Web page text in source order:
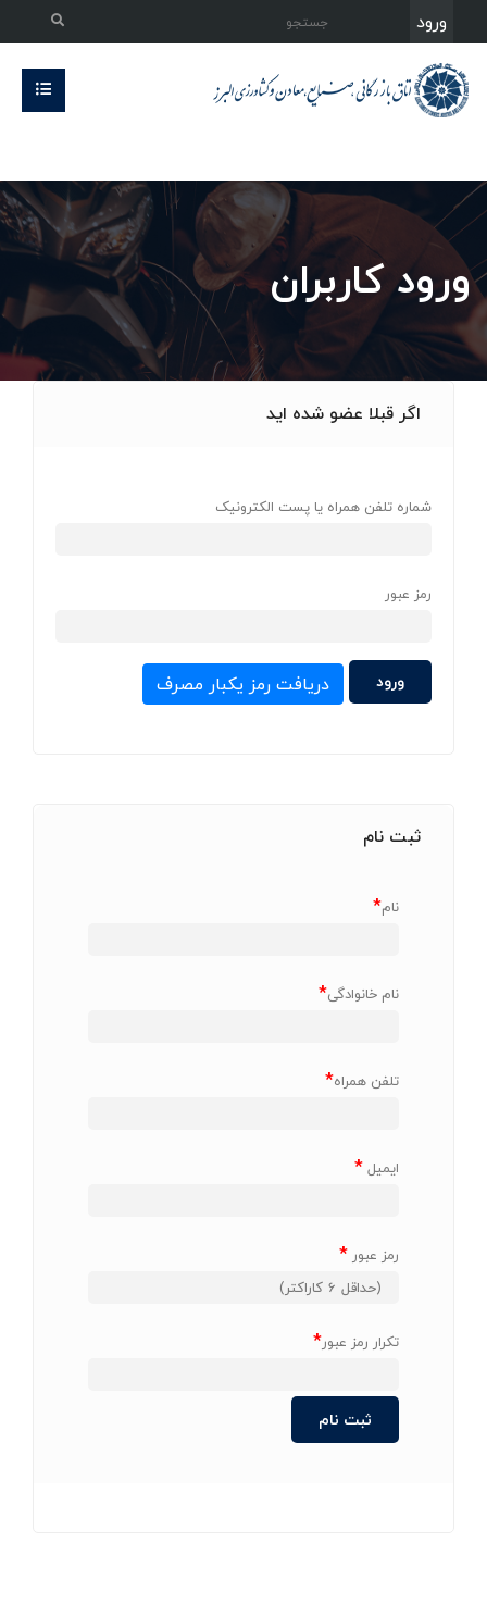
ورود
ورود کاربران
اگر قبلا عضو شده اید
شماره تلفن همراه یا پست الکترونیک
رمز عبور
دریافت رمز یکبار مصرف
ثبت نام
نام*
نام خانوادگی*
تلفن همراه*
ایمیل*
رمز عبور *
تکرار رمز عبور*